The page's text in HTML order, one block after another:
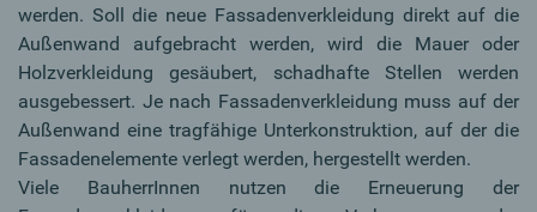
werden. Soll die neue Fassadenverkleidung direkt auf die
Außenwand aufgebracht werden, wird die Mauer oder
Holzverkleidung gesäubert, schadhafte Stellen werden
ausgebessert. Je nach Fassadenverkleidung muss auf der
Außenwand eine tragfähige Unterkonstruktion, auf der die
Fassadenelemente verlegt werden, hergestellt werden.
Viele BauherrInnen nutzen die Erneuerung der